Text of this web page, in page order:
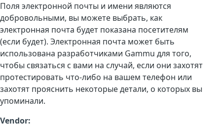
Поля электронной почты и имени являются
добровольными, вы можете выбрать, как
электронная почта будет показана посетителям
(если будет). Электронная почта может быть
использована разработчиками Gammu для того,
чтобы связаться с вами на случай, если они захотят
протестировать что-либо на вашем телефон или
захотят прояснить некоторые детали, о которых вы
упоминали.
Vendor: